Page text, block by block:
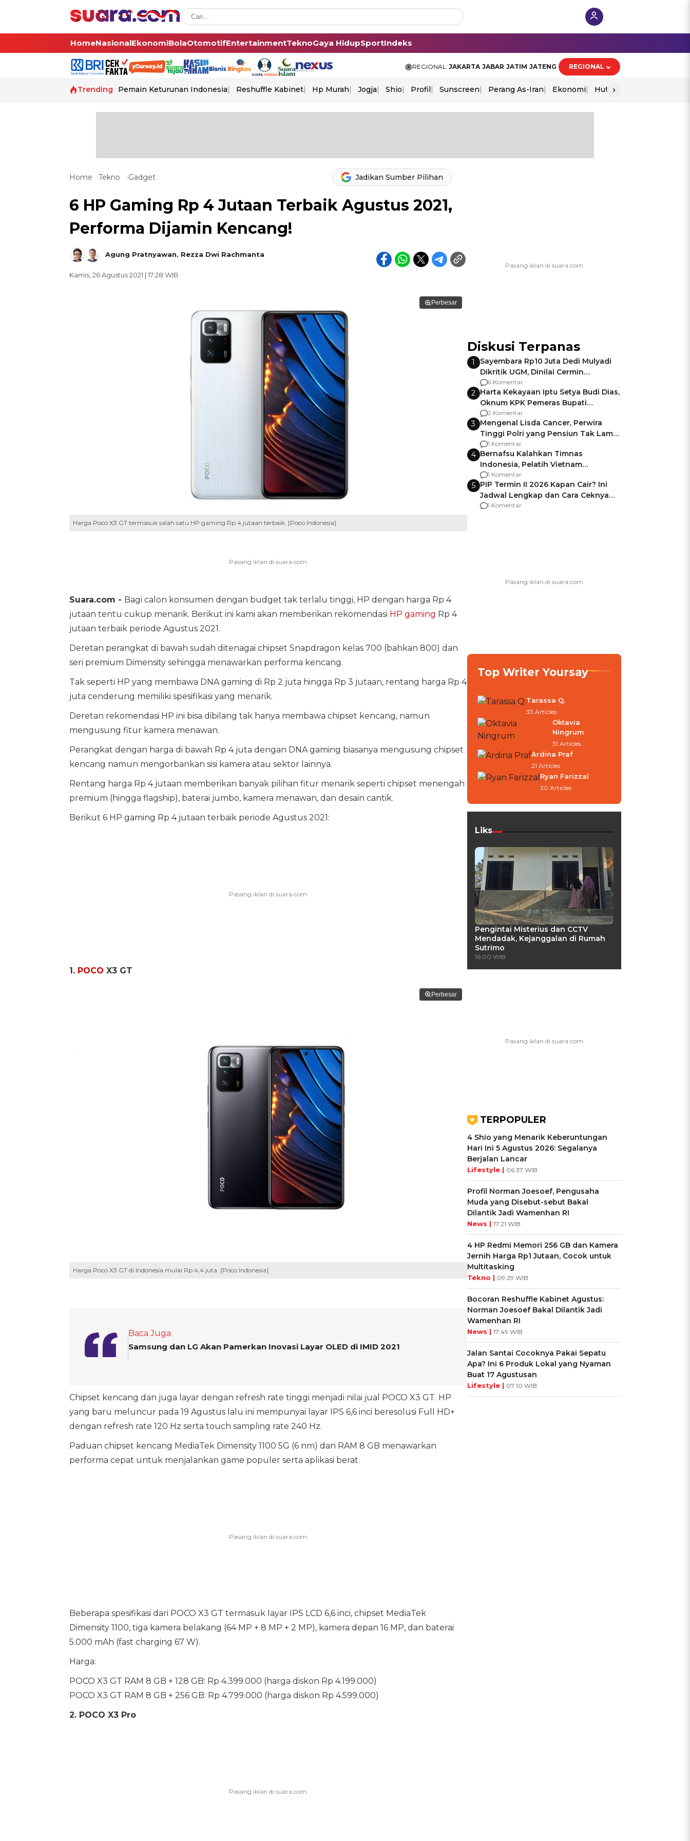
HomeNasionalEkonomiBolaOtomotifEntertainmentTeknoGaya HidupSportIndeks
REGIONAL: JAKARTA JABAR JATIM JATENG REGIONAL
Trending Pemain Keturunan Indonesia Reshuffle Kabinet Hp Murah Jogja Shio Profil Sunscreen Perang As-Iran Ekonomi Hut Ri
›
Home Tekno Gadget Jadikan Sumber Pilihan
6 HP Gaming Rp 4 Jutaan Terbaik Agustus 2021,
Performa Dijamin Kencang!
Agung Pratnyawan, Rezza Dwi Rachmanta
Kamis, 26 Agustus 2021 | 17:28 WIB
Perbesar
Harga Poco X3 GT termasuk salah satu HP gaming Rp 4 jutaan terbaik. [Poco Indonesia]
Suara.com - Bagi calon konsumen dengan budget tak terlalu tinggi, HP dengan harga Rp 4
jutaan tentu cukup menarik. Berikut ini kami akan memberikan rekomendasi HP gaming Rp 4
jutaan terbaik periode Agustus 2021.
Deretan perangkat di bawah sudah ditenagai chipset Snapdragon kelas 700 (bahkan 800) dan
seri premium Dimensity sehingga menawarkan performa kencang.
Tak seperti HP yang membawa DNA gaming di Rp 2 juta hingga Rp 3 jutaan, rentang harga Rp 4
juta cenderung memiliki spesifikasi yang menarik.
Deretan rekomendasi HP ini bisa dibilang tak hanya membawa chipset kencang, namun
mengusung fitur kamera menawan.
Perangkat dengan harga di bawah Rp 4 juta dengan DNA gaming biasanya mengusung chipset
kencang namun mengorbankan sisi kamera atau sektor lainnya.
Rentang harga Rp 4 jutaan memberikan banyak pilihan fitur menarik seperti chipset menengah
premium (hingga flagship), baterai jumbo, kamera menawan, dan desain cantik.
Berikut 6 HP gaming Rp 4 jutaan terbaik periode Agustus 2021:
1. POCO X3 GT
Perbesar
Harga Poco X3 GT di Indonesia mulai Rp 4,4 juta. [Poco Indonesia]
Baca Juga
Samsung dan LG Akan Pamerkan Inovasi Layar OLED di IMID 2021
Chipset kencang dan juga layar dengan refresh rate tinggi menjadi nilai jual POCO X3 GT. HP
yang baru meluncur pada 19 Agustus lalu ini mempunyai layar IPS 6,6 inci beresolusi Full HD+
dengan refresh rate 120 Hz serta touch sampling rate 240 Hz.
Paduan chipset kencang MediaTek Dimensity 1100 5G (6 nm) dan RAM 8 GB menawarkan
performa cepat untuk menjalankan game populer serta aplikasi berat.
Beberapa spesifikasi dari POCO X3 GT termasuk layar IPS LCD 6,6 inci, chipset MediaTek
Dimensity 1100, tiga kamera belakang (64 MP + 8 MP + 2 MP), kamera depan 16 MP, dan baterai
5.000 mAh (fast charging 67 W).
Harga:
POCO X3 GT RAM 8 GB + 128 GB: Rp 4.399.000 (harga diskon Rp 4.199.000)
POCO X3 GT RAM 8 GB + 256 GB: Rp 4.799.000 (harga diskon Rp 4.599.000)
2. POCO X3 Pro
Diskusi Terpanas
1
Sayembara Rp10 Juta Dedi Mulyadi
Dikritik UGM, Dinilai Cermin
Gagalnya Negara Jamin Keamanan
6 Komentar
2 Harta Kekayaan Iptu Setya Budi Dias,
Oknum KPK Pemeras Bupati
Pemalang
2 Komentar
3 Mengenal Lisda Cancer, Perwira
Tinggi Polri yang Pensiun Tak Lama
Usai Jadi Brigjen
1 Komentar
4 Bernafsu Kalahkan Timnas
Indonesia, Pelatih Vietnam
Berencana Pakai Jimat di Pakansari
1 Komentar
5 PIP Termin II 2026 Kapan Cair? Ini
Jadwal Lengkap dan Cara Ceknya
agar Dana Tidak Hangus!
1 Komentar
Top Writer Yoursay
Tarassa Q.
33 Articles
Oktavia
Ningrum
31 Articles
Ardina Praf
21 Articles
Ryan Farizzal
20 Articles
Liks
Pengintai Misterius dan CCTV
Mendadak, Kejanggalan di Rumah
Sutrimo
16:00 WIB
TERPOPULER
4 Shio yang Menarik Keberuntungan
Hari Ini 5 Agustus 2026: Segalanya
Berjalan Lancar
Lifestyle | 06:37 WIB
Profil Norman Joesoef, Pengusaha
Muda yang Disebut-sebut Bakal
Dilantik Jadi Wamenhan RI
News | 17:21 WIB
4 HP Redmi Memori 256 GB dan Kamera
Jernih Harga Rp1 Jutaan, Cocok untuk
Multitasking
Tekno | 09:29 WIB
Bocoran Reshuffle Kabinet Agustus:
Norman Joesoef Bakal Dilantik Jadi
Wamenhan RI
News | 17:49 WIB
Jalan Santai Cocoknya Pakai Sepatu
Apa? Ini 6 Produk Lokal yang Nyaman
Buat 17 Agustusan
Lifestyle | 07:10 WIB